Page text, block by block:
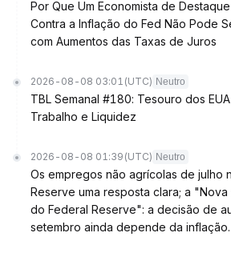
Por Que Um Economista de
Contra a Inflação do Fed Não Pode
com Aumentos das Taxas de Juros
2026-08-08 03:01 (UTC) Neutro
TBL Semanal #180: Tesouro dos
Trabalho e Liquidez
2026-08-08 01:39 (UTC) Neutro
Os empregos não agrícolas de julho
Reserve uma resposta clara; a
do Federal Reserve": a decisão de
setembro ainda depende da inflação.